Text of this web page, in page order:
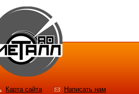
Карта сайта
Написать нам